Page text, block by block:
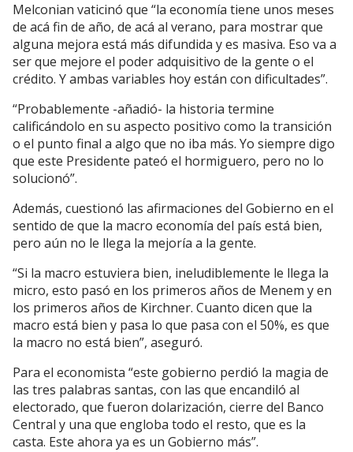
Melconian vaticinó que “la economía tiene unos meses
de acá fin de año, de acá al verano, para mostrar que
alguna mejora está más difundida y es masiva. Eso va a
ser que mejore el poder adquisitivo de la gente o el
crédito. Y ambas variables hoy están con dificultades”.
“Probablemente -añadió- la historia termine
calificándolo en su aspecto positivo como la transición
o el punto final a algo que no iba más. Yo siempre digo
que este Presidente pateó el hormiguero, pero no lo
solucionó”.
Además, cuestionó las afirmaciones del Gobierno en el
sentido de que la macro economía del país está bien,
pero aún no le llega la mejoría a la gente.
“Si la macro estuviera bien, ineludiblemente le llega la
micro, esto pasó en los primeros años de Menem y en
los primeros años de Kirchner. Cuanto dicen que la
macro está bien y pasa lo que pasa con el 50%, es que
la macro no está bien”, aseguró.
Para el economista “este gobierno perdió la magia de
las tres palabras santas, con las que encandiló al
electorado, que fueron dolarización, cierre del Banco
Central y una que engloba todo el resto, que es la
casta. Este ahora ya es un Gobierno más”.